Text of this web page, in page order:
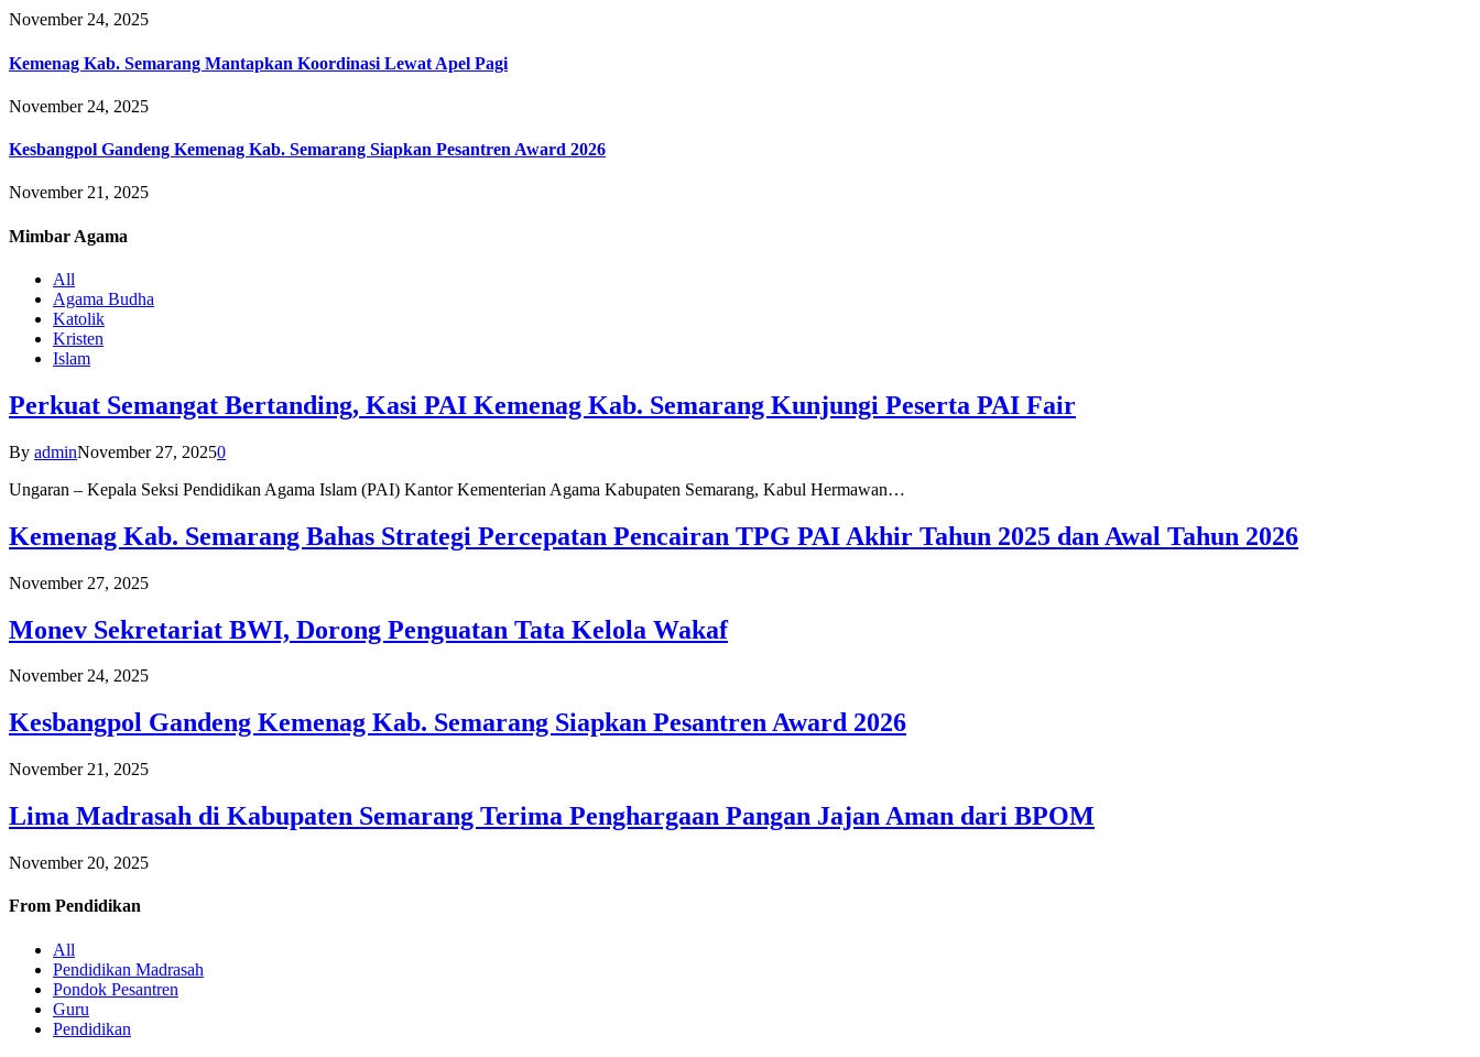
November 24, 2025
Kemenag Kab. Semarang Mantapkan Koordinasi Lewat Apel Pagi
November 24, 2025
Kesbangpol Gandeng Kemenag Kab. Semarang Siapkan Pesantren Award 2026
November 21, 2025
Mimbar Agama
All
Agama Budha
Katolik
Kristen
Islam
Perkuat Semangat Bertanding, Kasi PAI Kemenag Kab. Semarang Kunjungi Peserta PAI Fair
By adminNovember 27, 20250
Ungaran – Kepala Seksi Pendidikan Agama Islam (PAI) Kantor Kementerian Agama Kabupaten Semarang, Kabul Hermawan…
Kemenag Kab. Semarang Bahas Strategi Percepatan Pencairan TPG PAI Akhir Tahun 2025 dan Awal Tahun 2026
November 27, 2025
Monev Sekretariat BWI, Dorong Penguatan Tata Kelola Wakaf
November 24, 2025
Kesbangpol Gandeng Kemenag Kab. Semarang Siapkan Pesantren Award 2026
November 21, 2025
Lima Madrasah di Kabupaten Semarang Terima Penghargaan Pangan Jajan Aman dari BPOM
November 20, 2025
From Pendidikan
All
Pendidikan Madrasah
Pondok Pesantren
Guru
Pendidikan